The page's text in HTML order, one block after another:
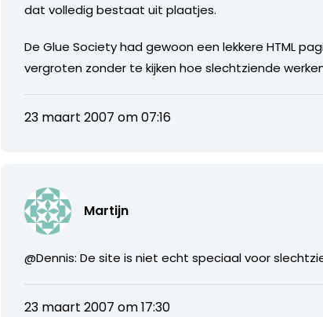
dat volledig bestaat uit plaatjes.
De Glue Society had gewoon een lekkere HTML
vergroten zonder te kijken hoe slechtziende
23 maart 2007 om 07:16
Martijn
@Dennis: De site is niet echt speciaal voor
23 maart 2007 om 17:30